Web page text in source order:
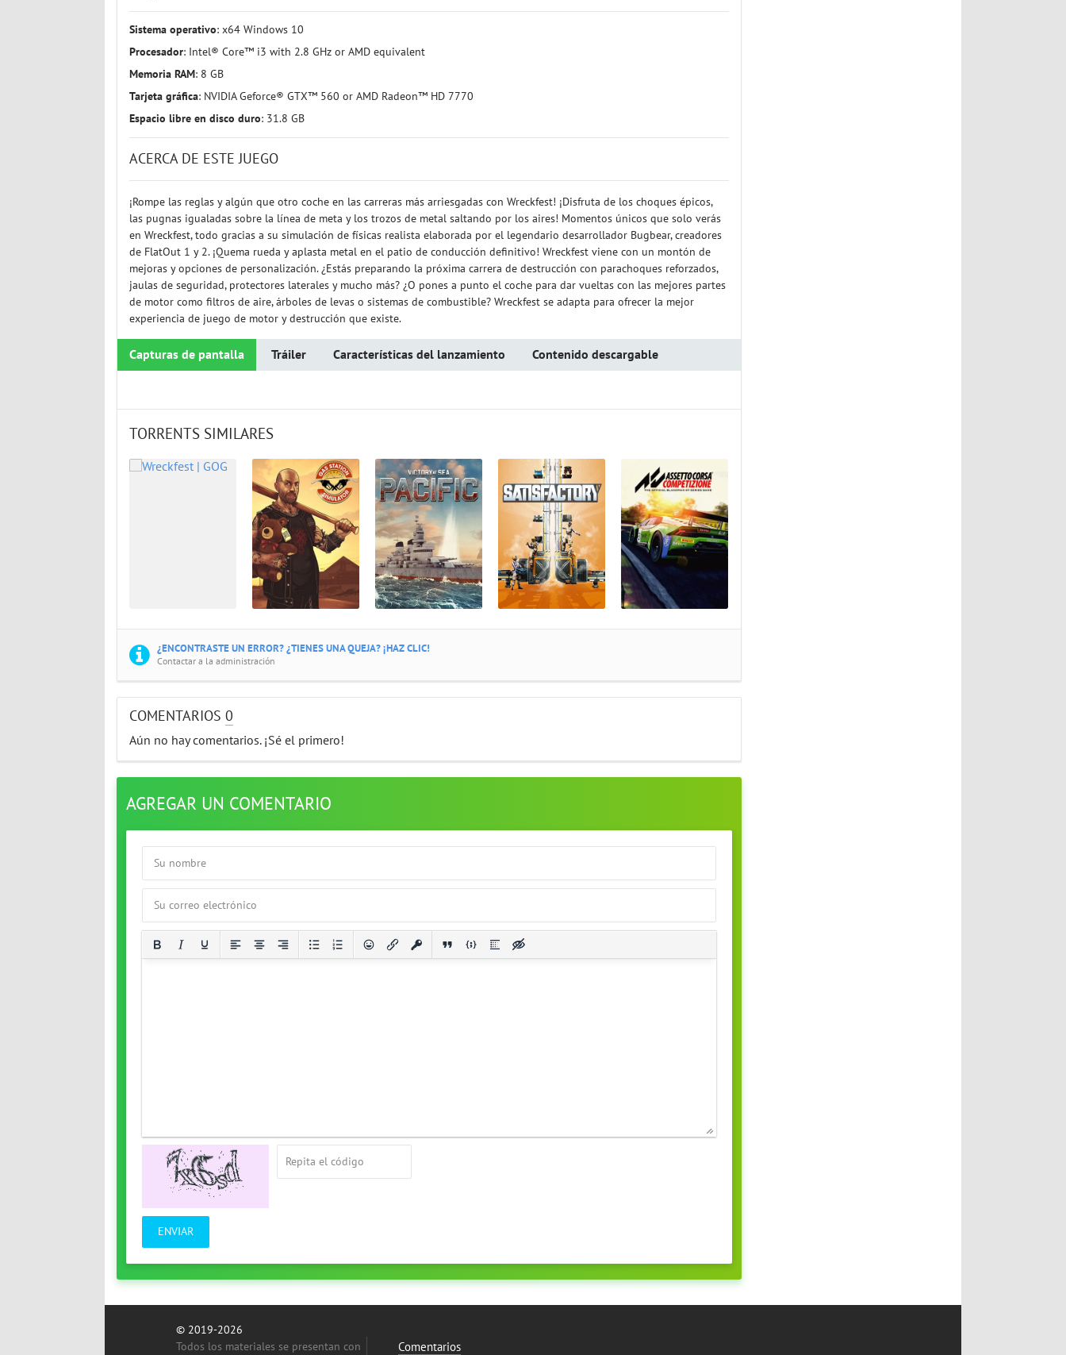
Sistema operativo: x64 Windows 10
Procesador: Intel® Core™ i3 with 2.8 GHz or AMD equivalent
Memoria RAM: 8 GB
Tarjeta gráfica: NVIDIA Geforce® GTX™ 560 or AMD Radeon™ HD 7770
Espacio libre en disco duro: 31.8 GB
ACERCA DE ESTE JUEGO
¡Rompe las reglas y algún que otro coche en las carreras más arriesgadas con Wreckfest! ¡Disfruta de los choques épicos,
las pugnas igualadas sobre la línea de meta y los trozos de metal saltando por los aires! Momentos únicos que solo verás
en Wreckfest, todo gracias a su simulación de físicas realista elaborada por el legendario desarrollador Bugbear, creadores
de FlatOut 1 y 2. ¡Quema rueda y aplasta metal en el patio de conducción definitivo! Wreckfest viene con un montón de
mejoras y opciones de personalización. ¿Estás preparando la próxima carrera de destrucción con parachoques reforzados,
jaulas de seguridad, protectores laterales y mucho más? ¿O pones a punto el coche para dar vueltas con las mejores partes
de motor como filtros de aire, árboles de levas o sistemas de combustible? Wreckfest se adapta para ofrecer la mejor
experiencia de juego de motor y destrucción que existe.
Capturas de pantalla Tráiler Características del lanzamiento Contenido descargable
TORRENTS SIMILARES
¿ENCONTRASTE UN ERROR? ¿TIENES UNA QUEJA? ¡HAZ CLIC!
Contactar a la administración
COMENTARIOS 0
Aún no hay comentarios. ¡Sé el primero!
AGREGAR UN COMENTARIO
ENVIAR
© 2019-2026
Todos los materiales se presentan con
Comentarios